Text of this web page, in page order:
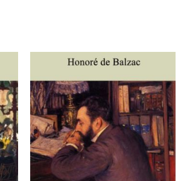
AJOUTER AU PANIER
/
DÉTAILS